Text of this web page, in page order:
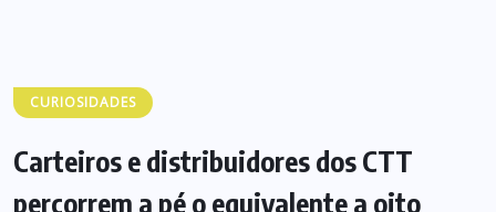
CURIOSIDADES
Carteiros e distribuidores dos CTT
percorrem a pé o equivalente a oito